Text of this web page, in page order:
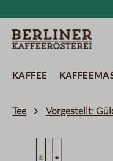
Zur
Kaffee
Tee Vorgestellt: